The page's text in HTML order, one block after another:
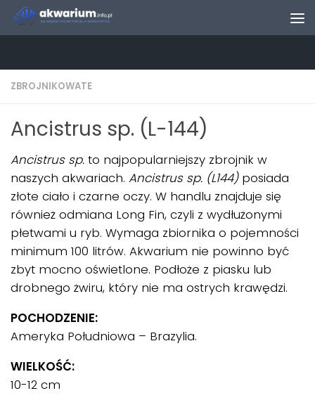
Skip to content
ZBROJNIKOWATE
Ancistrus sp. (L-144)
Ancistrus sp. to najpopularniejszy zbrojnik w
naszych akwariach. Ancistrus sp. (L144)posiada
złote ciało i czarne oczy. W handlu znajduje się
również odmiana Long Fin, czyli z wydłużonymi
płetwami u ryb. Wymaga zbiornika o pojemności
minimum 100 litrów. Akwarium nie powinno być
zbyt mocno oświetlone. Podłoże z piasku lub
drobnego żwiru, który nie ma ostrych krawędzi.
POCHODZENIE:
Ameryka Południowa – Brazylia.
WIELKOŚĆ:
10-12 cm